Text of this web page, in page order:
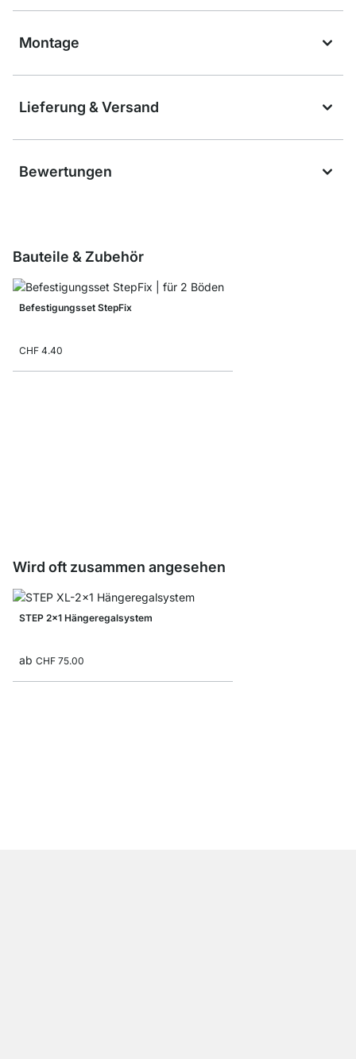
Montage
Lieferung & Versand
Bewertungen
Bauteile & Zubehör
Befestigungsset StepFix
CHF 4.40
Wird oft zusammen angesehen
STEP 2x1 Hängeregalsystem
ab CHF 75.00